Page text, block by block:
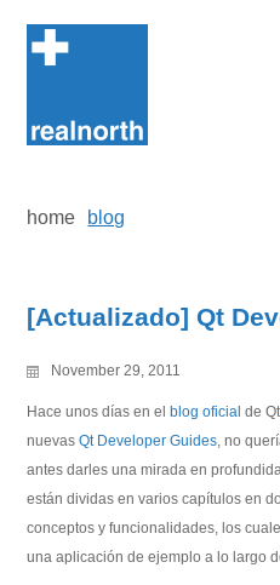
to
home blog
[Actualizado] Qt
November 29, 2011
Hace unos días en el blog oficial de
nuevasQt Developer Guides, no
antes darles una mirada en
están dividas en varios capítulos en
conceptos y funcionalidades, los
una aplicación de ejemplo a lo largo